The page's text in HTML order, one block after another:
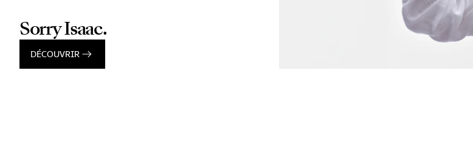
Sorry Isaac.
DÉCOUVRIR